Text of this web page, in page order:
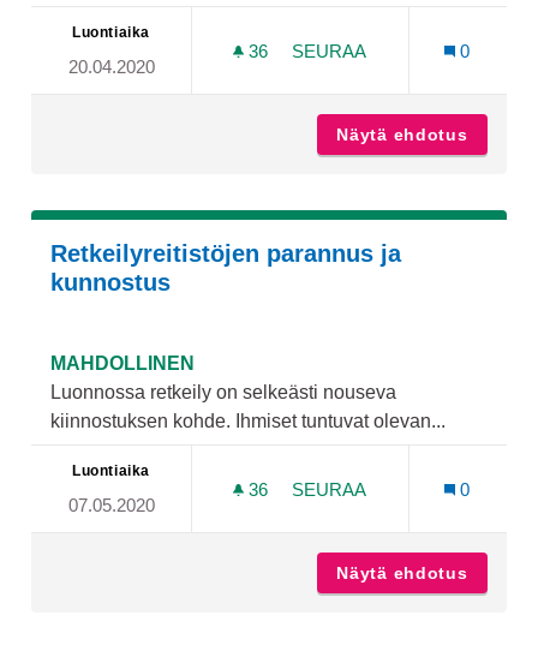
Luontiaika
20.04.2020
36 36 SEURAAJAA
SEURAA
0
Näytä ehdotus
Retkeilyreitistöjen parannus ja
kunnostus
MAHDOLLINEN
Luonnossa retkeily on selkeästi nouseva
kiinnostuksen kohde. Ihmiset tuntuvat olevan...
Luontiaika
07.05.2020
36 36 SEURAAJAA
SEURAA
0
Näytä ehdotus